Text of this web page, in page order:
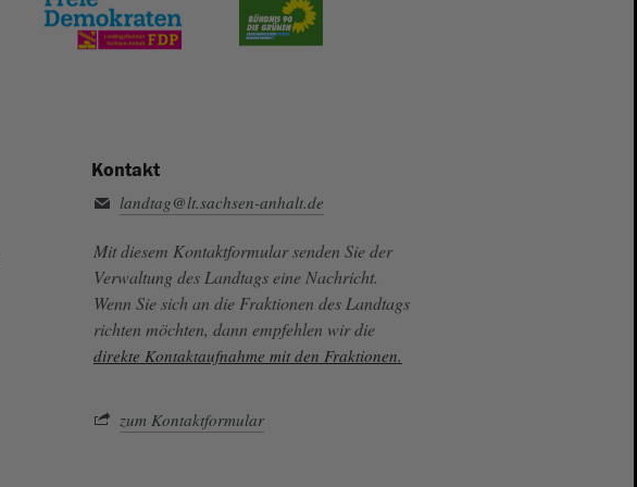
Kontakt
landtag@lt.sachsen-anhalt.de
Mit diesem Kontaktformular senden Sie der
Verwaltung des Landtags eine Nachricht.
Wenn Sie sich an die Fraktionen des Landtags
richten möchten, dann empfehlen wir die
direkte Kontaktaufnahme mit den Fraktionen.
zum Kontaktformular